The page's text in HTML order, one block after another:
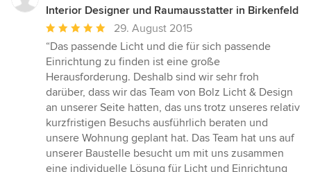
Interior Designer und Raumausstatter in Birkenfeld
Durchschnittliche
Bewertung:
5
von
5
Sternen
29. August 2015
“Das passende Licht und die für sich passende
Einrichtung zu finden ist eine große
Herausforderung. Deshalb sind wir sehr froh
darüber, dass wir das Team von Bolz Licht & Design
an unserer Seite hatten, das uns trotz unseres relativ
kurzfristigen Besuchs ausführlich beraten und
unsere Wohnung geplant hat. Das Team hat uns auf
unserer Baustelle besucht um mit uns zusammen
eine individuelle Lösung für Licht und Einrichtung